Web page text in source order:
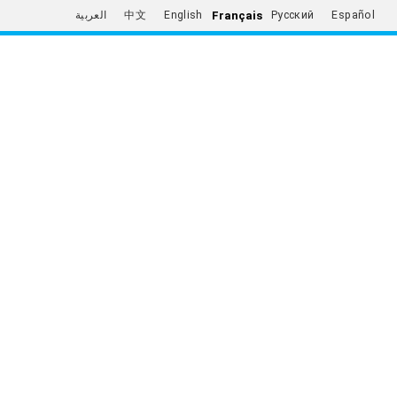
العربية 中文 English Français Русский Español